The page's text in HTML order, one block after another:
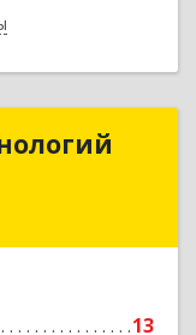
13
Подробнее